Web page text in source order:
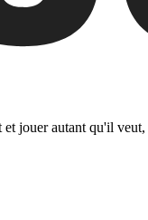
jouer autant qu'il